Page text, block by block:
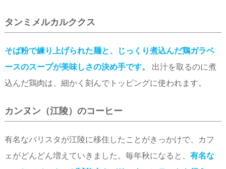
タンミメルカルククス
そば粉で練り上げられた麺と、じっくり煮込んだ鶏ガラベ
ースのスープが美味しさの決め手です。
出汁を取るのに煮
込んだ鶏肉は、細かく刻んでトッピングに使われます。
カンヌン（江陵）のコーヒー
有名なバリスタが江陵に移住したことがきっかけで、カフ
ェがどんどん増えていきました。毎年秋になると、 有名な